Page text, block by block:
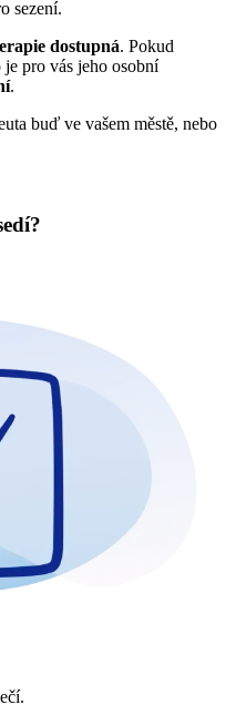
sezení.
dostupná. Pokud
je pro vás jeho osobní
.
buď ve vašem městě, nebo